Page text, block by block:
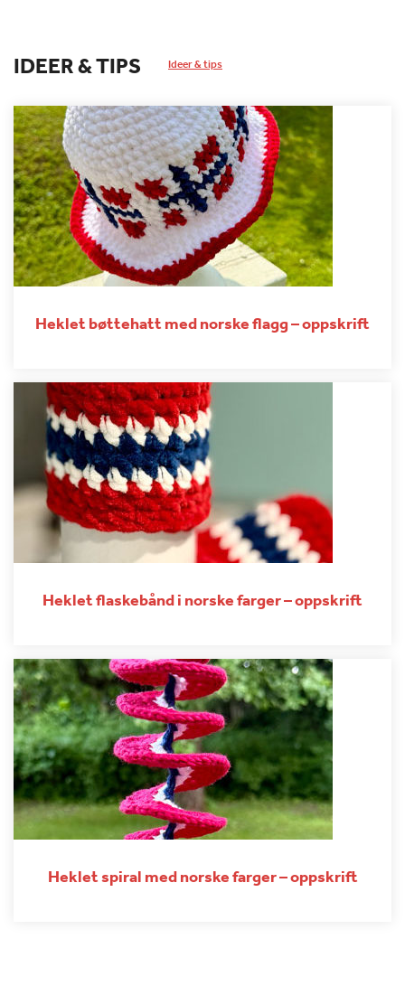
IDEER & TIPS Ideer & tips
Heklet bøttehatt med norske flagg – oppskrift
Heklet flaskebånd i norske farger – oppskrift
Heklet spiral med norske farger – oppskrift